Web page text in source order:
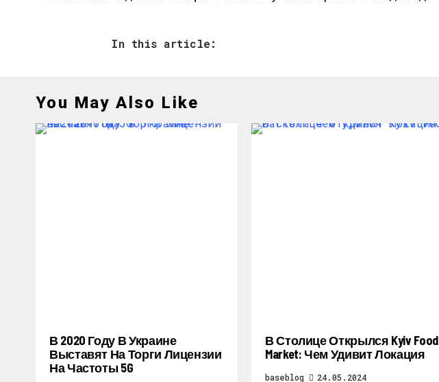
In this article:
You May Also Like
В 2020 Году В Украине
Выставят На Торги Лицензии
На Частоты 5G
В Столице Открылся Kyiv Food
Market: Чем Удивит Локация
baseblog 24.05.2024